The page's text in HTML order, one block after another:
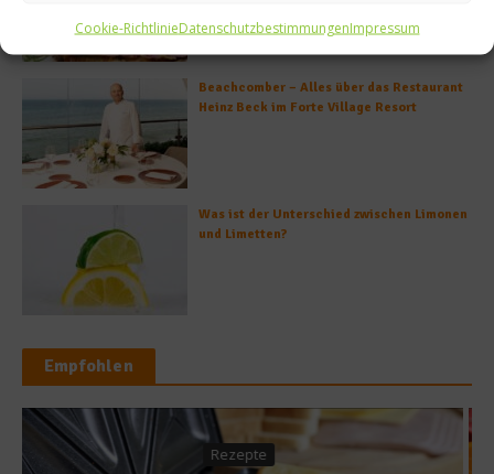
Cookie-RichtlinieDatenschutzbestimmungenImpressum
Beachcomber – Alles über das Restaurant
Heinz Beck im Forte Village Resort
Was ist der Unterschied zwischen Limonen
und Limetten?
Empfohlen